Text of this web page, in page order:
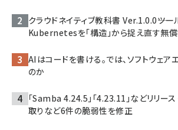
クラウドネイティブ教科書 Ver.1.0.0――ツ
Kubernetesを「構造」から捉え直す無
AIはコードを書ける。では、ソフトウェア
のか
「Samba 4.24.5」「4.23.11」などリリー
取りなど6件の脆弱性を修正